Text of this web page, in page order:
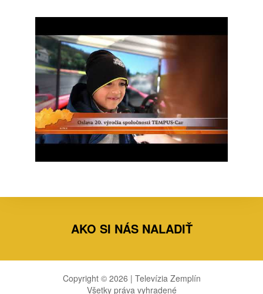
AKO SI NÁS NALADIŤ
Copyright © 2026 | Televízia Zemplín
Všetky práva vyhradené